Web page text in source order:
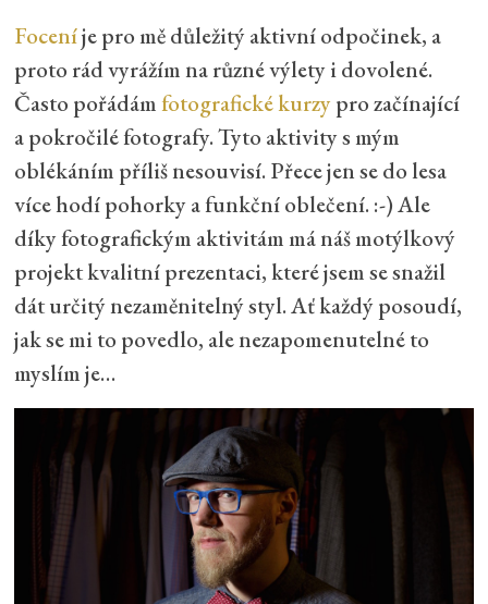
Foceníje pro mě důležitý aktivní odpočinek, a
proto rád vyrážím na různé výlety i dovolené.
Často pořádámfotografické kurzypro začínající
a pokročilé fotografy. Tyto aktivity s mým
oblékáním příliš nesouvisí. Přece jen se do lesa
více hodí pohorky a funkční oblečení. :-) Ale
díky fotografickým aktivitám má náš motýlkový
projekt kvalitní prezentaci, které jsem se snažil
dát určitý nezaměnitelný styl. Ať každý posoudí,
jak se mi to povedlo, ale nezapomenutelné to
myslím je…